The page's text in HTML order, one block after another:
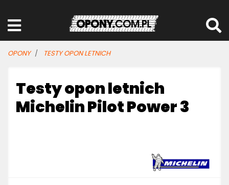
OPONY TESTY OPON LETNICH
Testy opon letnich
Michelin Pilot Power 3